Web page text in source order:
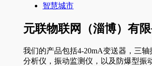
智慧城市
元联物联网（淄博）有限
我们的产品包括4-20mA变送器，三
分析仪，振动监测仪，以及防爆型振